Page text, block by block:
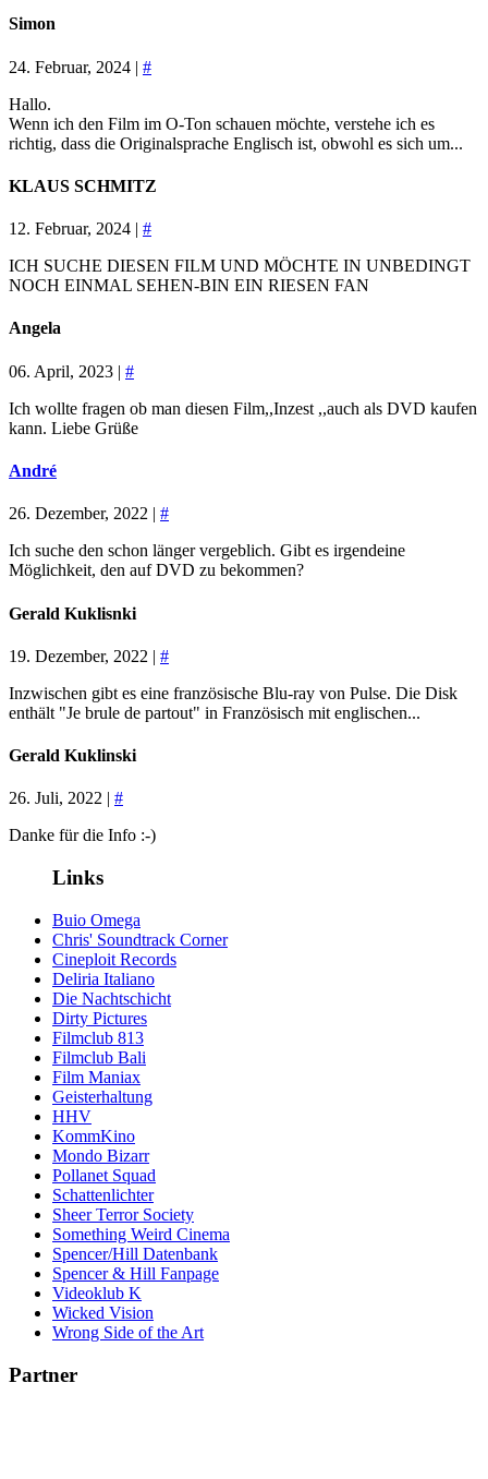
Simon
24. Februar, 2024 | #
Hallo.
Wenn ich den Film im O-Ton schauen möchte, verstehe ich es
richtig, dass die Originalsprache Englisch ist, obwohl es sich um...
KLAUS SCHMITZ
12. Februar, 2024 | #
ICH SUCHE DIESEN FILM UND MÖCHTE IN UNBEDINGT
NOCH EINMAL SEHEN-BIN EIN RIESEN FAN
Angela
06. April, 2023 | #
Ich wollte fragen ob man diesen Film,,Inzest ,,auch als DVD kaufen
kann. Liebe Grüße
André
26. Dezember, 2022 | #
Ich suche den schon länger vergeblich. Gibt es irgendeine
Möglichkeit, den auf DVD zu bekommen?
Gerald Kuklisnki
19. Dezember, 2022 | #
Inzwischen gibt es eine französische Blu-ray von Pulse. Die Disk
enthält "Je brule de partout" in Französisch mit englischen...
Gerald Kuklinski
26. Juli, 2022 | #
Danke für die Info :-)
Links
Buio Omega
Chris' Soundtrack Corner
Cineploit Records
Deliria Italiano
Die Nachtschicht
Dirty Pictures
Filmclub 813
Filmclub Bali
Film Maniax
Geisterhaltung
HHV
KommKino
Mondo Bizarr
Pollanet Squad
Schattenlichter
Sheer Terror Society
Something Weird Cinema
Spencer/Hill Datenbank
Spencer & Hill Fanpage
Videoklub K
Wicked Vision
Wrong Side of the Art
Partner